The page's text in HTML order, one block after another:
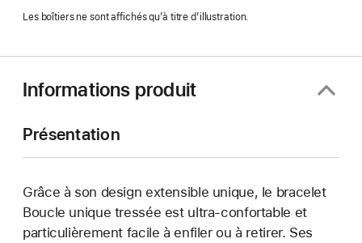
Les boîtiers ne sont affichés qu’à titre d’illustration.
Informations produit
Présentation
Grâce à son design extensible unique, le bracelet
Boucle unique tressée est ultra-confortable et
particulièrement facile à enfiler ou à retirer. Ses